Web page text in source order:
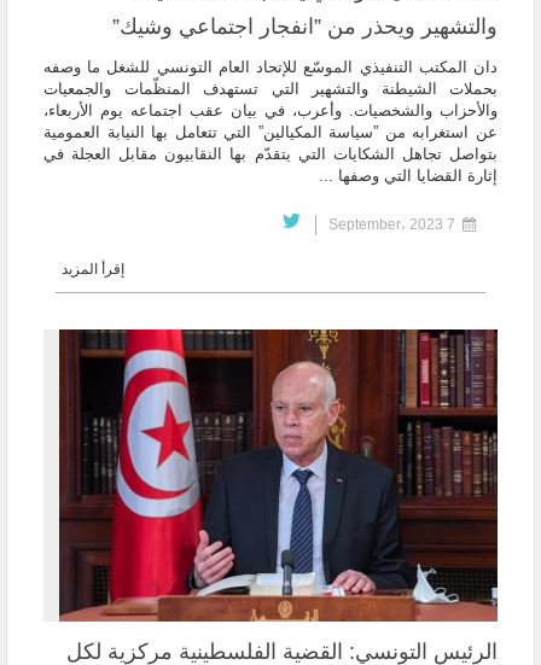
والتشهير ويحذر من ”انفجار اجتماعي وشيك”
دان المكتب التنفيذي الموسّع للإتحاد العام التونسي للشغل ما وصفه
بحملات الشيطنة والتشهير التي تستهدف المنظّمات والجمعيات
والأحزاب والشخصيات. وأعرب، في بيان عقب اجتماعه يوم الأربعاء،
عن استغرابه من ”سياسة المكيالين” التي تتعامل بها النيابة العمومية
بتواصل تجاهل الشكايات التي يتقدّم بها النقابيون مقابل العجلة في
إثارة القضايا التي وصفها ...
إقرأ المزيد
الرئيس التونسي: القضية الفلسطينية مركزية لكل